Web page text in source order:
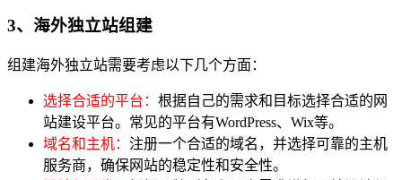
3、海外独立站组建
组建海外独立站需要考虑以下几个方面：
选择合适的平台： 根据自己的需求和目标选择合适的网
站建设平台。常见的平台有WordPress、Wix等。
域名和主机： 注册一个合适的域名，并选择可靠的主机
服务商，确保网站的稳定性和安全性。